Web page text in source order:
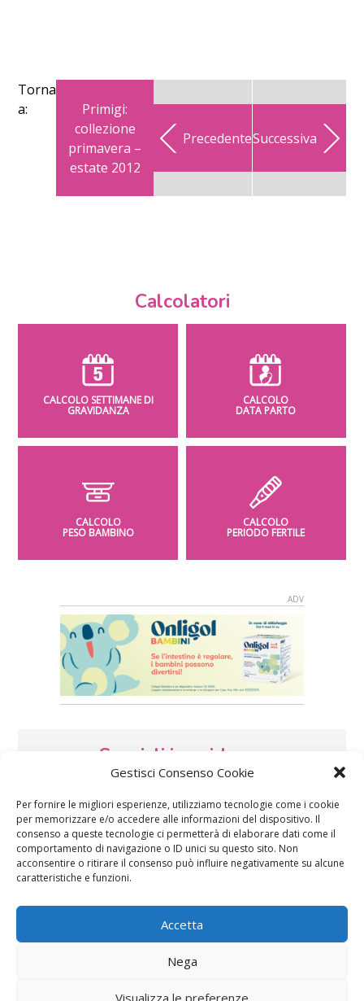
Gestisci Consenso Cookie
Per fornire le migliori esperienze, utilizziamo tecnologie come i cookie
per memorizzare e/o accedere alle informazioni del dispositivo. Il
consenso a queste tecnologie ci permetterà di elaborare dati come il
comportamento di navigazione o ID unici su questo sito. Non
acconsentire o ritirare il consenso può influire negativamente su alcune
caratteristiche e funzioni.
Accetta
Nega
Visualizza le preferenze
Torna
a:
Primigi:
collezione
primavera –
estate 2012
PrecedenteSuccessiva
Calcolatori
CALCOLO SETTIMANE DI
GRAVIDANZA
CALCOLO
DATA PARTO
CALCOLO
PESO BAMBINO
CALCOLO
PERIODO FERTILE
Speciali in evidenza